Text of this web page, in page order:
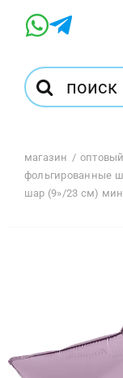
Результат
поиска:
Магазин
Избранное
магазин
фольгированные
шар (9»/23 см)